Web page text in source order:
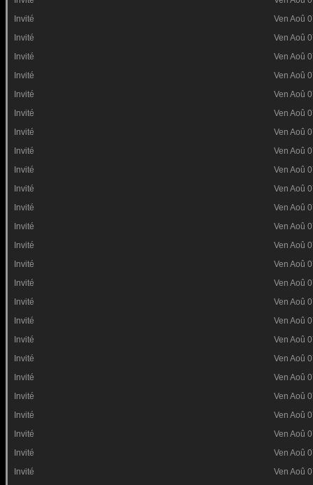
Invité
Ven Aoû
Invité
Ven Aoû
Invité
Ven Aoû
Invité
Ven Aoû
Invité
Ven Aoû
Invité
Ven Aoû
Invité
Ven Aoû
Invité
Ven Aoû
Invité
Ven Aoû
Invité
Ven Aoû
Invité
Ven Aoû
Invité
Ven Aoû
Invité
Ven Aoû
Invité
Ven Aoû
Invité
Ven Aoû
Invité
Ven Aoû
Invité
Ven Aoû
Invité
Ven Aoû
Invité
Ven Aoû
Invité
Ven Aoû
Invité
Ven Aoû
Invité
Ven Aoû
Invité
Ven Aoû
Invité
Ven Aoû
Invité
Ven Aoû